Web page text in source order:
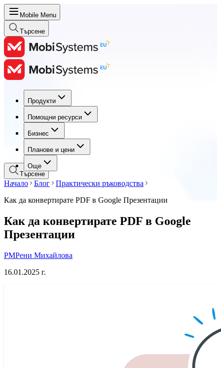
Mobile Menu
Търсене
Продукти
Помощни ресурси
Бизнес
Планове и цени
Още
Продукти
Помощни ресурси
Бизнес
Планове и цени
Търсене
Начало Блог
Практически ръководства
Как да конвертирате PDF в Google Презентации
Как да конвертирате PDF в Google
Презентации
РМРени Михайлова
16.01.2025 г.